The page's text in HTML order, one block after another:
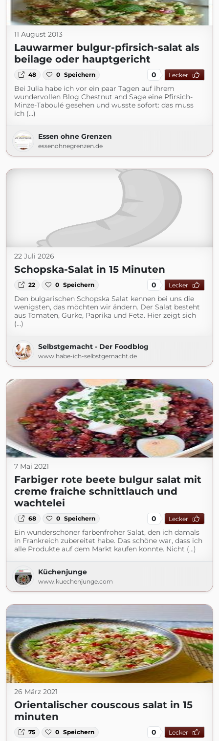
11 August 2013
Lauwarmer bulgur-pfirsich-salat als
beilage oder hauptgericht
48 0 Speichern 0 Lecker
Bei Julia habe ich vor ein paar Tagen auf ihrem
wundervollen Blog Chestnut and Sage eine Pfirsich-
Minze-Taboulé gesehen und wusste sofort: das muss
ich (...)
Essen ohne Grenzen
essenohnegrenzen.de
22 Juli 2026
Schopska-Salat in 15 Minuten
22 0 Speichern 0 Lecker
Den bulgarischen Schopska Salat kennen bei uns die
wenigsten, das möchten wir ändern. Der Salat besteht
aus Tomaten, Gurke, Paprika und Feta. Hier zeigt sich
(...)
Selbstgemacht - Der Foodblog
www.habe-ich-selbstgemacht.de
7 Mai 2021
Farbiger rote beete bulgur salat mit
creme fraiche schnittlauch und
wachtelei
68 0 Speichern 0 Lecker
Ein wunderschöner farbenfroher Salat, den ich damals
in Frankreich zubereitet habe. Das schöne war, dass ich
alle Produkte auf dem Markt kaufen konnte. Nicht (...)
Küchenjunge
www.kuechenjunge.com
26 März 2021
Orientalischer couscous salat in 15
minuten
75 0 Speichern 0 Lecker